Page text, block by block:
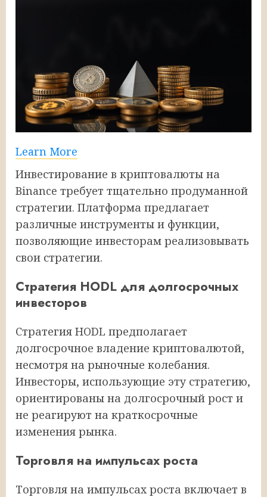
Learn More
Инвестирование в криптовалюты на
Binance требует тщательно продуманной
стратегии. Платформа предлагает
различные инструменты и функции,
позволяющие инвесторам реализовывать
свои стратегии.
Стратегия HODL для долгосрочных
инвесторов
Стратегия HODL предполагает
долгосрочное владение криптовалютой,
несмотря на рыночные колебания.
Инвесторы, использующие эту стратегию,
ориентированы на долгосрочный рост и
не реагируют на краткосрочные
изменения рынка.
Торговля на импульсах роста
Торговля на импульсах роста включает в